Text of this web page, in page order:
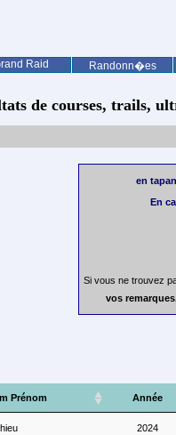
Raid Randonn�es
de courses, trails,
en
En
Si vous ne trouvez
vos
Prénom Année
2024